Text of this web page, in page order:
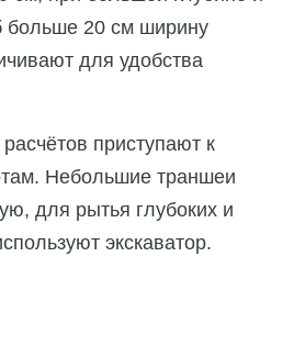
больше 20 см ширину
для удобства
приступают к
Небольшие траншеи
для рытья глубоких и
экскаватор.